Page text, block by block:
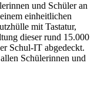
und Schüler an
einheitlichen
mit Tastatur,
dieser rund 15.000
Schul-IT abgedeckt.
Schülerinnen und